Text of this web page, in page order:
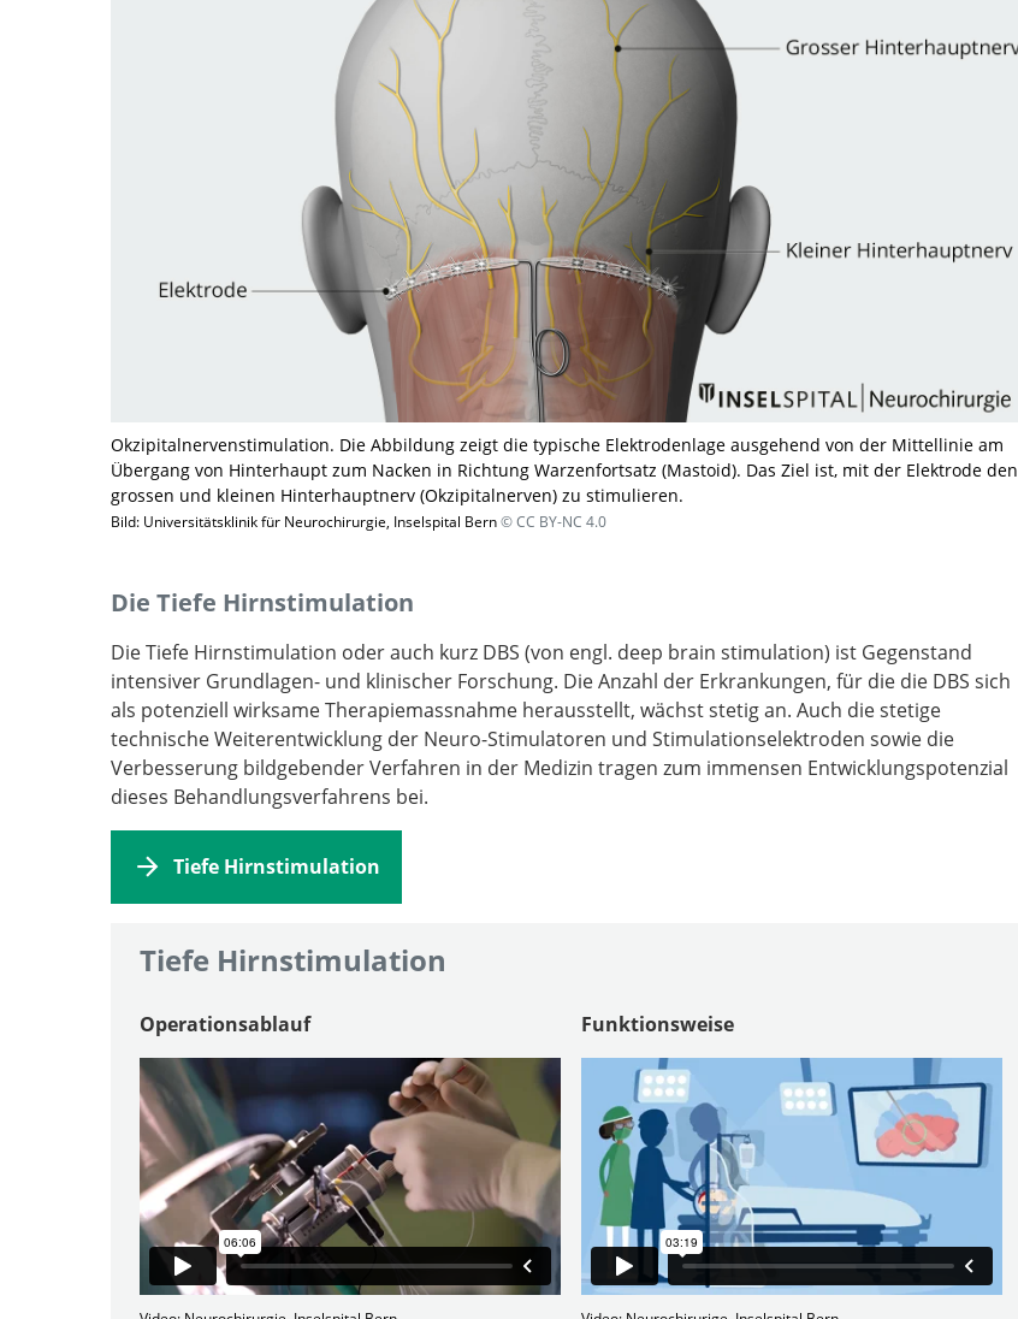
Okzipitalnervenstimulation. Die Abbildung zeigt die typische Elektrodenlage ausgehend von der Mittellinie am
Übergang von Hinterhaupt zum Nacken in Richtung Warzenfortsatz (Mastoid). Das Ziel ist, mit der Elektrode den
grossen und kleinen Hinterhauptnerv (Okzipitalnerven) zu stimulieren.
Bild: Universitätsklinik für Neurochirurgie, Inselspital Bern © CC BY-NC 4.0
Die Tiefe Hirnstimulation
Die Tiefe Hirnstimulation oder auch kurz DBS (von engl. deep brain stimulation) ist Gegenstand
intensiver Grundlagen- und klinischer Forschung. Die Anzahl der Erkrankungen, für die die DBS sich
als potenziell wirksame Therapiemassnahme herausstellt, wächst stetig an. Auch die stetige
technische Weiterentwicklung der Neuro-Stimulatoren und Stimulationselektroden sowie die
Verbesserung bildgebender Verfahren in der Medizin tragen zum immensen Entwicklungspotenzial
dieses Behandlungsverfahrens bei.
Tiefe Hirnstimulation
Tiefe Hirnstimulation
Operationsablauf Funktionsweise